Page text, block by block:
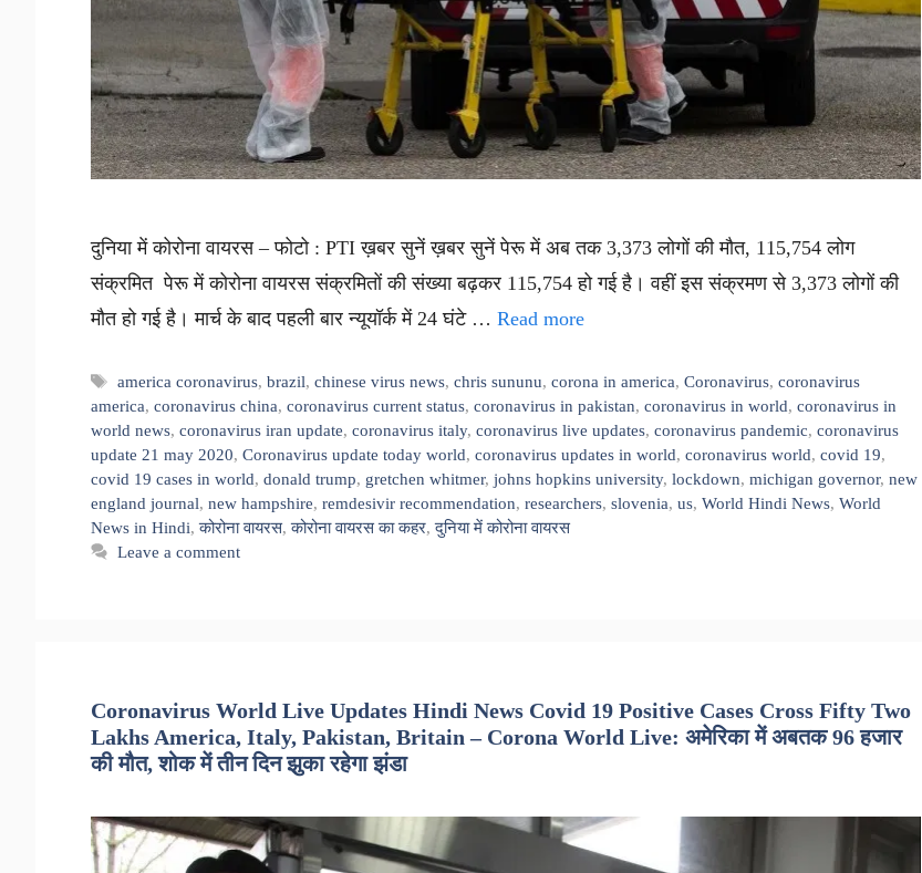
दुनिया में कोरोना वायरस – फोटो : PTI ख़बर सुनें ख़बर सुनें पेरू में अब तक 3,373 लोगों की मौत, 115,754 लोग
संक्रमित पेरू में कोरोना वायरस संक्रमितों की संख्या बढ़कर 115,754 हो गई है। वहीं इस संक्रमण से 3,373 लोगों की
मौत हो गई है। मार्च के बाद पहली बार न्यूयॉर्क में 24 घंटे … Read more
Tags
america coronavirus,brazil,chinese virus news,chris sununu,corona in america,Coronavirus,coronavirus
america, coronavirus china, coronavirus current status, coronavirus in pakistan, coronavirus in world, coronavirus in
world news, coronavirus iran update, coronavirus italy, coronavirus live updates, coronavirus pandemic, coronavirus
update 21 may 2020, Coronavirus update today world, coronavirus updates in world, coronavirus world, covid 19,
covid 19 cases in world, donald trump, gretchen whitmer, johns hopkins university, lockdown, michigan governor, new
england journal, new hampshire, remdesivir recommendation, researchers, slovenia, us, World Hindi News, World
News in Hindi,कोरोना वायरस,कोरोना वायरस का कहर,दुनिया में कोरोना वायरस
Leave a comment
Coronavirus World Live Updates Hindi News Covid 19 Positive Cases Cross Fifty Two
Lakhs America, Italy, Pakistan, Britain – Corona World Live: अमेरिका में अबतक 96 हजार
की मौत, शोक में तीन दिन झुका रहेगा झंडा